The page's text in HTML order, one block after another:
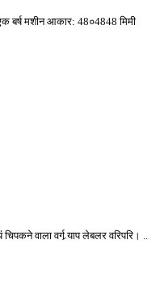
बर्ष मशीन आकार: 48०4848 मिमी
वाला वर्ग र्‍याप लेबलर वरिपरि। ..